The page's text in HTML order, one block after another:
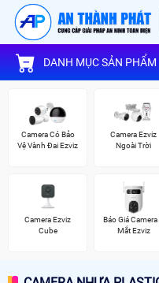
DANH MỤC SẢN PHẨM
Camera Có Bảo
Vệ Vành Đai Ezviz
Camera Ezviz
Ngoài Trời
Camera Ezviz
Cube
Báo Giá Camera
Mắt Ezviz